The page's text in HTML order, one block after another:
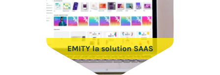
EMITY la solution SAAS